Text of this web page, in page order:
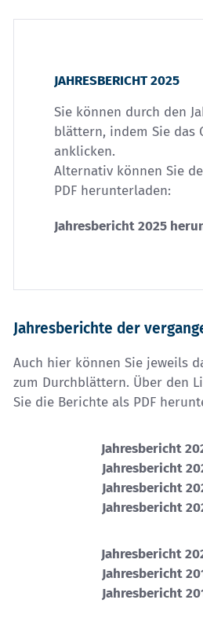
JAHRESBERICHT 2025
Sie können durch den
blättern, indem Sie das
anklicken.
Alternativ können Sie
PDF herunterladen:
Jahresbericht 2025
Jahresberichte der
Auch hier können Sie jeweils
zum Durchblättern. Über den
Sie die Berichte als PDF
Jahresbericht
Jahresbericht
Jahresbericht
Jahresbericht
Jahresbericht
Jahresbericht
Jahresbericht